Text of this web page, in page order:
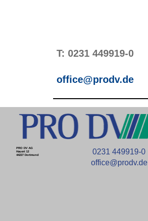
T: 0231 449919-0
office@prodv.de
PRO DV AG
Hauert 12
44227 Dortmund
0231 449919-0
office@prodv.de